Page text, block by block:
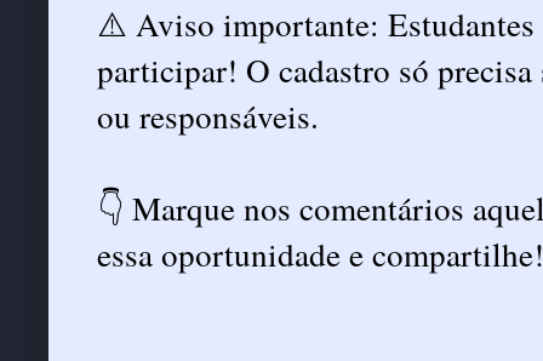
⚠️ Aviso importante: Estudantes
participar! O cadastro só
ou responsáveis.
👇 Marque nos comentários
essa oportunidade e compartilhe!